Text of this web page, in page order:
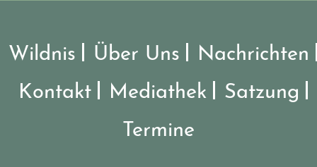
Wildnis Über Uns
Nachrichten
Kontakt
Mediathek
Satzung
Termine